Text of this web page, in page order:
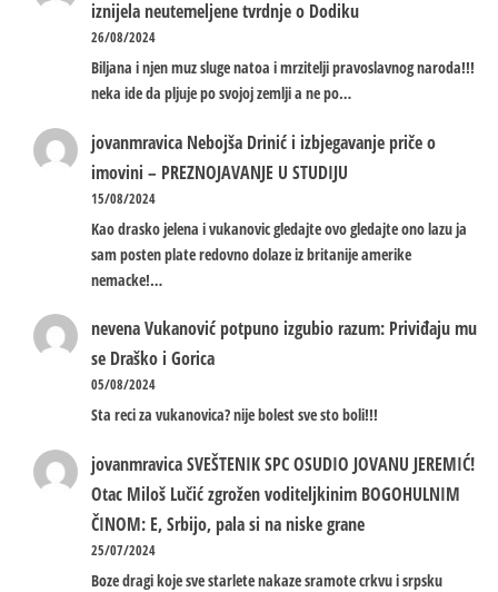
iznijela neutemeljene tvrdnje o Dodiku
26/08/2024
Biljana i njen muz sluge natoa i mrzitelji pravoslavnog naroda!!!
neka ide da pljuje po svojoj zemlji a ne po…
jovanmravica Nebojša Drinić i izbjegavanje priče o
imovini – PREZNOJAVANJE U STUDIJU
15/08/2024
Kao drasko jelena i vukanovic gledajte ovo gledajte ono lazu ja
sam posten plate redovno dolaze iz britanije amerike
nemacke!…
nevenaVukanović potpuno izgubio razum: Priviđaju mu
se Draško i Gorica
05/08/2024
Sta reci za vukanovica? nije bolest sve sto boli!!!
jovanmravicaSVEŠTENIK SPC OSUDIO JOVANU JEREMIĆ!
Otac Miloš Lučić zgrožen voditeljkinim BOGOHULNIM
ČINOM: E, Srbijo, pala si na niske grane
25/07/2024
Boze dragi koje sve starlete nakaze sramote crkvu i srpsku